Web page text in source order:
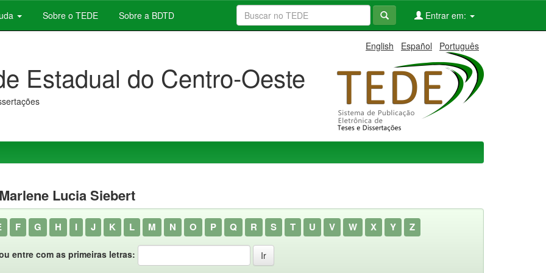
Sobre o TEDE Sobre a BDTD Entrar em:
English Español Português
Estadual do Centro-Oeste
Lucia Siebert
F G H I J K L M N O P Q R S T U V W X Y Z
entre com as primeiras letras: